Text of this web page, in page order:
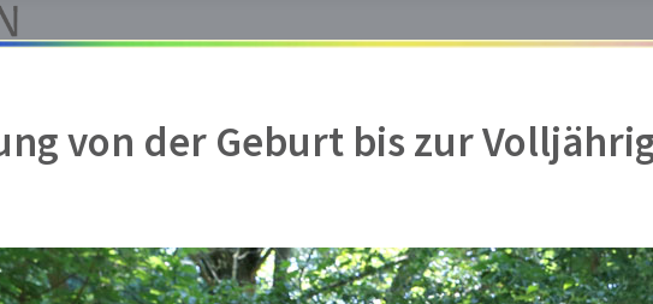
von der Geburt bis zur